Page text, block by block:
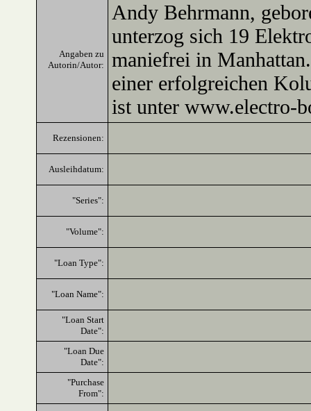
Angaben zu
Autorin/Autor:
Andy Behrmann,
unterzog sich 19
maniefrei in
einer erfolgreichen
ist unter www.electro-
Rezensionen:
Ausleihdatum:
"Series":
"Volume":
"Loan Type":
"Loan Name":
"Loan Start
Date":
"Loan Due
Date":
"Purchase
From":